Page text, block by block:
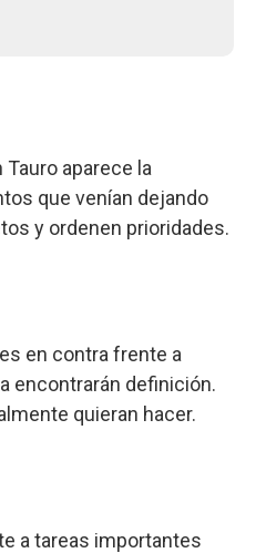
Tauro aparece la
que venían dejando
y ordenen prioridades.
en contra frente a
encontrarán definición.
quieran hacer.
a tareas importantes